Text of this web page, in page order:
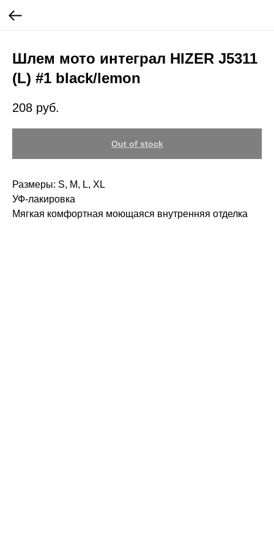
Шлем мото интеграл HIZER J5311
(L) #1 black/lemon
208 руб.
Out of stock
Размеры: S, M, L, XL
УФ-лакировка
Мягкая комфортная моющаяся внутренняя отделка